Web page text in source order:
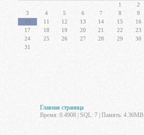
1
2
3
4 5 6 7 8
9
10
11 12 13 14 15
16
17
18 19 20 21 22
23
24
25 26 27 28 29
30
31
Главная страница
Время: 0.4908 | SQL: 7 | Память: 4.36MB